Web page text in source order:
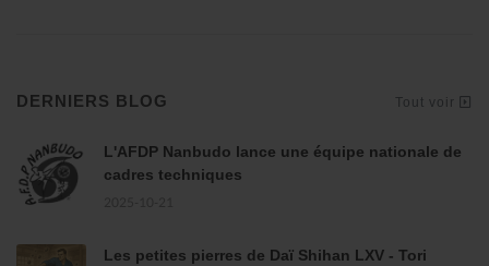
DERNIERS BLOG Tout voir
L'AFDP Nanbudo lance une équipe nationale de
cadres techniques
Les petites pierres de Daï Shihan LXV - Tori